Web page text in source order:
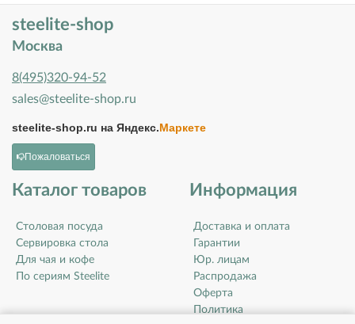
steelite-shop
Москва
8(495)320-94-52
sales@steelite-shop.ru
steelite-shop.ru на Яндекс.Маркете
Пожаловаться
Каталог товаров
Столовая посуда
Сервировка стола
Для чая и кофе
По сериям Steelite
Информация
Доставка и оплата
Гарантии
Юр. лицам
Распродажа
Оферта
Политика